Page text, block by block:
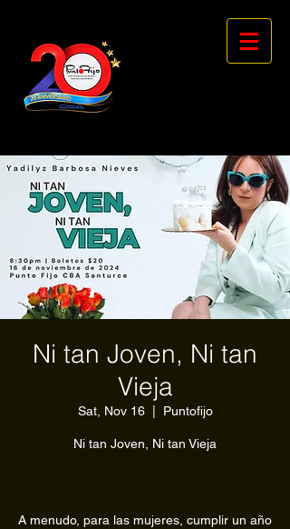
Ni tan Joven, Ni tan
Vieja
Sat, Nov 16
  |
Puntofijo
Ni tan Joven, Ni tan Vieja
A menudo, para las mujeres, cumplir un año